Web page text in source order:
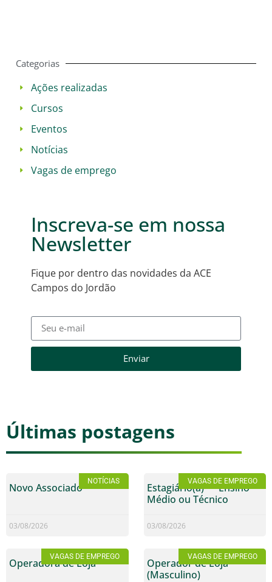
Categorias
Ações realizadas
Cursos
Eventos
Notícias
Vagas de emprego
Inscreva-se em nossa
Newsletter
Fique por dentro das novidades da ACE
Campos do Jordão
Enviar
Últimas postagens
NOTÍCIAS
Novo Associado
03/08/2026
VAGAS DE EMPREGO
Estagiário(a) — Ensino
Médio ou Técnico
03/08/2026
VAGAS DE EMPREGO
Operadora de Loja VAGAS DE EMPREGO
Operador de Loja
(Masculino)